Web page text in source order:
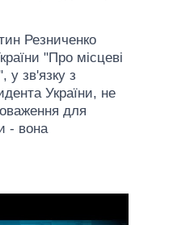
Резниченко
"Про місцеві
у зв'язку з
України, не
для
- вона